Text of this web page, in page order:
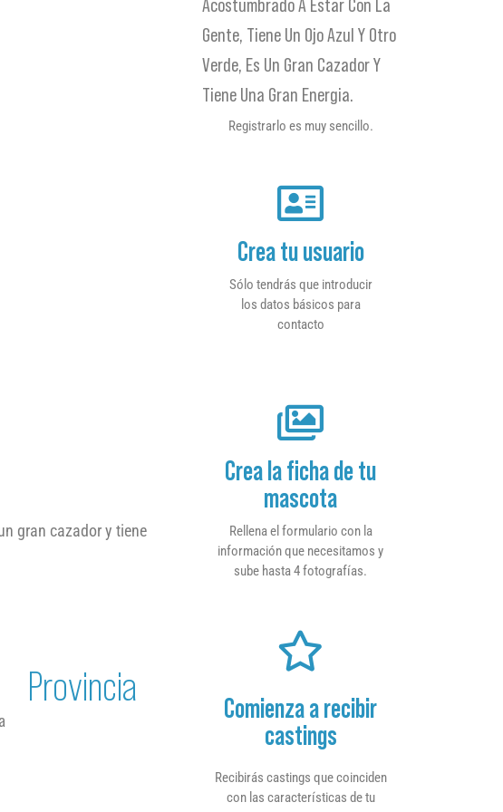
gran cazador y tiene
Provincia
Acostumbrado A Estar Con La
Gente, Tiene Un Ojo Azul Y Otro
Verde, Es Un Gran Cazador Y
Tiene Una Gran Energia.
Registrarlo es muy sencillo.
Crea tu usuario
Sólo tendrás que introducir
los datos básicos para
contacto
Crea la ficha de tu
mascota
Rellena el formulario con la
información que necesitamos y
sube hasta 4 fotografías.
Comienza a recibir
castings
Recibirás castings que coinciden
con las características de tu